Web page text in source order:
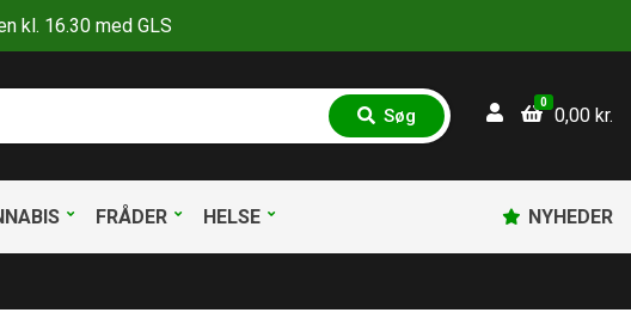
kl. 16.30 med GLS
S
ø
Søg
0
0,00 kr.
FRÅDER HELSE NYHEDER